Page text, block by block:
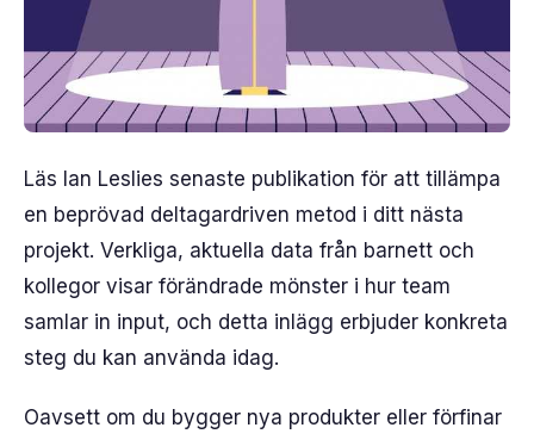
Läs Ian Leslies senaste publikation för att tillämpa
en beprövad deltagardriven metod i ditt nästa
projekt. Verkliga, aktuella data från barnett och
kollegor visar förändrade mönster i hur team
samlar in input, och detta inlägg erbjuder konkreta
steg du kan använda idag.
Oavsett om du bygger nya produkter eller förfinar